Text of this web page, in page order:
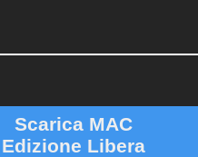
Scarica MAC
Edizione Libera